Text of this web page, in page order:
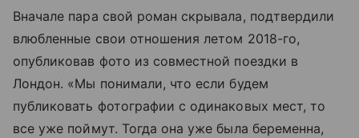
Вначале пара свой роман скрывала, подтвердили
влюбленные свои отношения летом 2018-го,
опубликовав фото из совместной поездки в
Лондон. «Мы понимали, что если будем
публиковать фотографии с одинаковых мест, то
все уже поймут. Тогда она уже была беременна,